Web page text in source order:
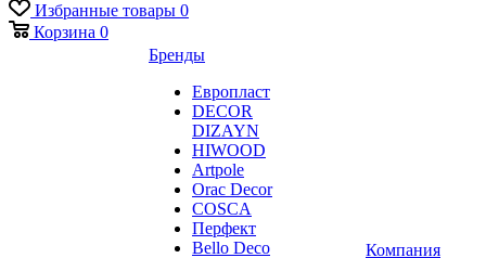
Избранные товары 0
Корзина 0
Бренды
Европласт
DECOR
DIZAYN
HIWOOD
Artpole
Orac Decor
COSCA
Перфект
Bello Deco
Компания